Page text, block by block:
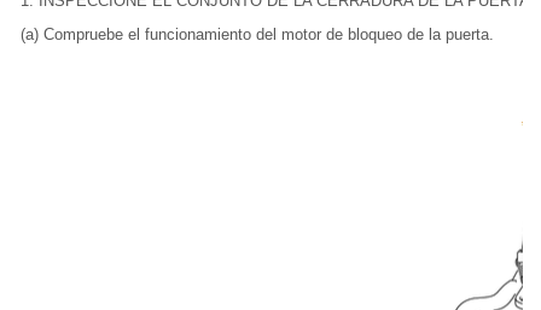
(a) Compruebe el funcionamiento del motor de bloqueo de la puerta.